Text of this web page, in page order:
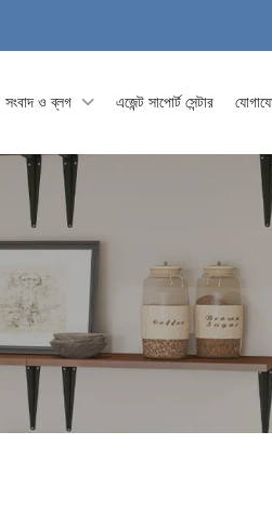
সংবাদ ও ব্লগ এজেন্ট সাপোর্ট সেন্টার